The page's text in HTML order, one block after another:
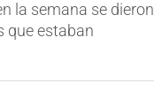
la semana se dieron
que estaban